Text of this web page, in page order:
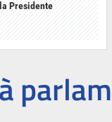
Presidente